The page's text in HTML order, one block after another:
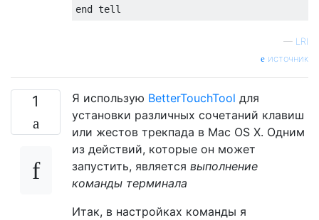
end tell
— LRI
источник
1 Я использую BetterTouchTool для
установки различных сочетаний клавиш
или жестов трекпада в Mac OS X. Одним
из действий, которые он может
запустить, является выполнение
команды терминала
Итак, в настройках команды я